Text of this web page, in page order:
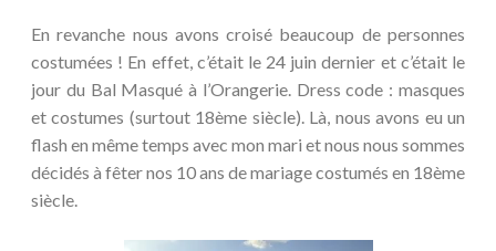
En revanche nous avons croisé beaucoup de personnes
costumées ! En effet, c’était le 24 juin dernier et c’était le
jour du Bal Masqué à l’Orangerie. Dress code : masques
et costumes (surtout 18ème siècle). Là, nous avons eu un
flash en même temps avec mon mari et nous nous sommes
décidés à fêter nos 10 ans de mariage costumés en 18ème
siècle.